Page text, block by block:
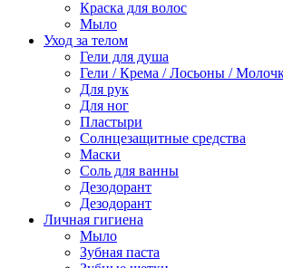
Краска для волос
Мыло
Уход за телом
Гели для душа
Гели / Крема / Лосьоны /
Для рук
Для ног
Пластыри
Солнцезащитные средства
Маски
Соль для ванны
Дезодорант
Дезодорант
Личная гигиена
Мыло
Зубная паста